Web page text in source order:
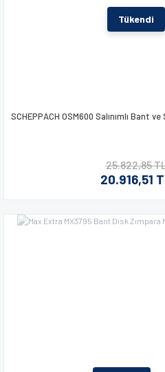
Tükendi
SCHEPPACH OSM600 Salınımlı Bant
25.822,85
20.916,51